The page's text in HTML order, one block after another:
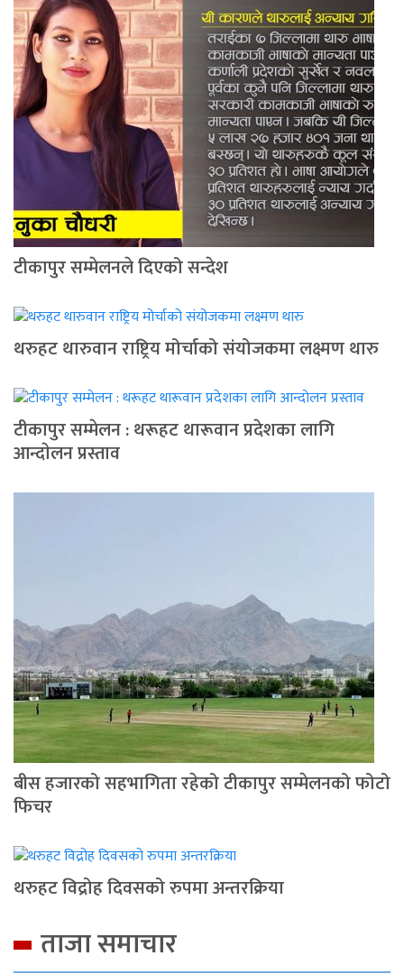
टीकापुर सम्मेलनले दिएको सन्देश
थरुहट थारुवान राष्ट्रिय मोर्चाको संयोजकमा लक्ष्मण थारु
टीकापुर सम्मेलन : थरूहट थारूवान प्रदेशका लागि
आन्दाेलन प्रस्ताव
बीस हजारको सहभागिता रहेको टीकापुर सम्मेलनको फोटो
फिचर
थरुहट विद्रोह दिवसको रुपमा अन्तरक्रिया
ताजा समाचार